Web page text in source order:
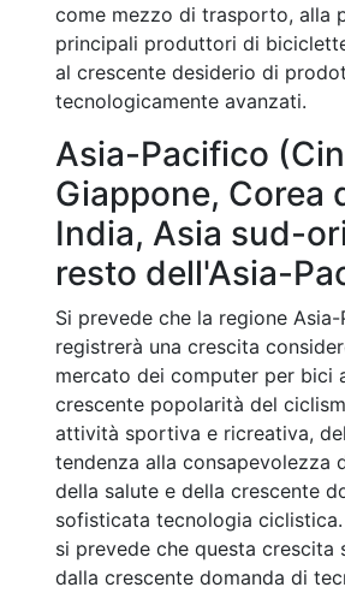
come mezzo di trasporto, alla
principali produttori di
al crescente desiderio di
tecnologicamente avanzati.
Asia-Pacifico
Giappone, Corea
India, Asia sud-
resto dell'Asia-
Si prevede che la regione
registrerà una crescita
mercato dei computer per bici
crescente popolarità del
attività sportiva e ricreativa,
tendenza alla consapevolezza
della salute e della crescente
sofisticata tecnologia
si prevede che questa crescita
dalla crescente domanda di